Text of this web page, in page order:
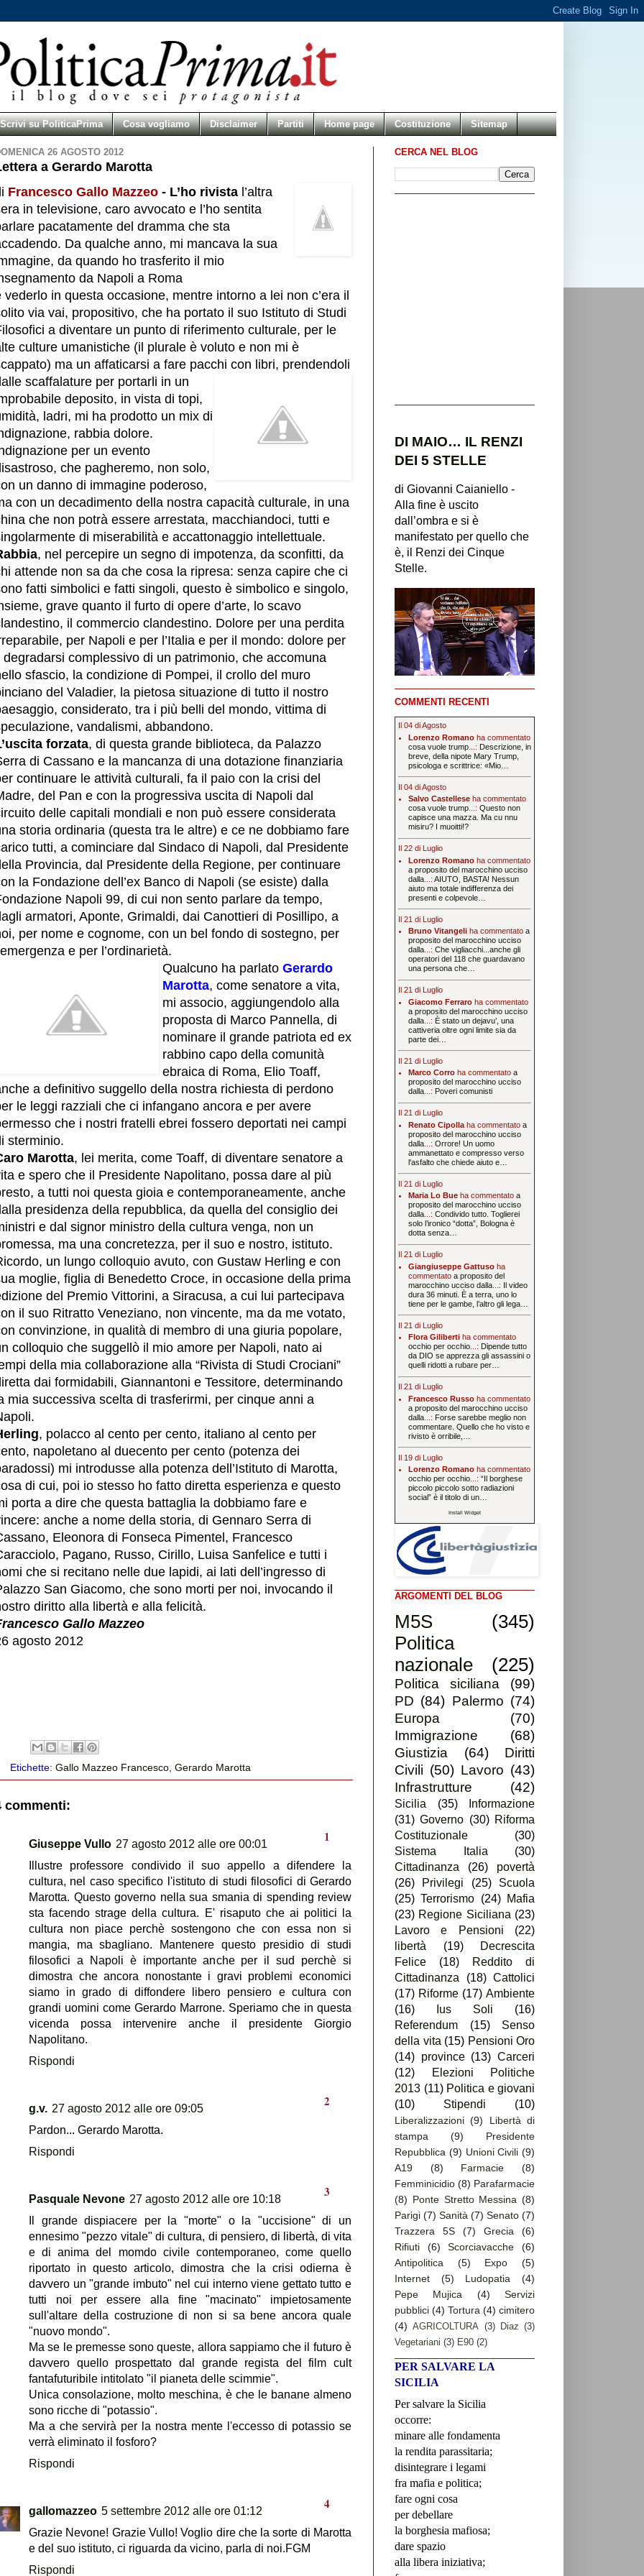
Scrivi su PoliticaPrima Cosa vogliamo Disclaimer Partiti Home page Costituzione Sitemap
26 AGOSTO 2012
a Gerardo Marotta
Francesco Gallo Mazzeo - L’ho rivista l’altra
in televisione, caro avvocato e l’ho sentita
pacatamente del dramma che sta
Da qualche anno, mi mancava la sua
da quando ho trasferito il mio
da Napoli a Roma
vederlo in questa occasione, mentre intorno a lei non c’era il
via vai, propositivo, che ha portato il suo Istituto di Studi
a diventare un punto di riferimento culturale, per le
culture umanistiche (il plurale è voluto e non mi è
ma un affaticarsi a fare pacchi con libri, prendendoli
scaffalature per portarli in un
deposito, in vista di topi,
ladri, mi ha prodotto un mix di
rabbia dolore.
per un evento
che pagheremo, non solo,
un danno di immagine poderoso,
con un decadimento della nostra capacità culturale, in una
che non potrà essere arrestata, macchiandoci, tutti e
di miserabilità e accattonaggio intellettuale.
, nel percepire un segno di impotenza, da sconfitti, da
attende non sa da che cosa la ripresa: senza capire che ci
fatti simbolici e fatti singoli, questo è simbolico e singolo,
grave quanto il furto di opere d’arte, lo scavo
il commercio clandestino. Dolore per una perdita
per Napoli e per l’Italia e per il mondo: dolore per
degradarsi complessivo di un patrimonio, che accomuna
sfascio, la condizione di Pompei, il crollo del muro
del Valadier, la pietosa situazione di tutto il nostro
considerato, tra i più belli del mondo, vittima di
vandalismi, abbandono.
forzata, di questa grande biblioteca, da Palazzo
di Cassano e la mancanza di una dotazione finanziaria
continuare le attività culturali, fa il paio con la crisi del
del Pan e con la progressiva uscita di Napoli dal
delle capitali mondiali e non può essere considerata
storia ordinaria (questa tra le altre) e ce ne dobbiamo fare
tutti, a cominciare dal Sindaco di Napoli, dal Presidente
Provincia, dal Presidente della Regione, per continuare
la Fondazione dell’ex Banco di Napoli (se esiste) dalla
Napoli 99, di cui non sento parlare da tempo,
armatori, Aponte, Grimaldi, dai Canottieri di Posillipo, a
per nome e cognome, con un bel fondo di sostegno, per
e per l’ordinarietà.
Qualcuno ha parlato Gerardo
Marotta, come senatore a vita,
mi associo, aggiungendolo alla
proposta di Marco Pannella, di
nominare il grande patriota ed ex
rabbino capo della comunità
ebraica di Roma, Elio Toaff,
a definitivo suggello della nostra richiesta di perdono
le leggi razziali che ci infangano ancora e per avere
che i nostri fratelli ebrei fossero deportati nei campi
sterminio.
Marotta, lei merita, come Toaff, di diventare senatore a
e spero che il Presidente Napolitano, possa dare al più
a tutti noi questa gioia e contemporaneamente, anche
presidenza della repubblica, da quella del consiglio dei
e dal signor ministro della cultura venga, non un
ma una concretezza, per il suo e nostro, istituto.
un lungo colloquio avuto, con Gustaw Herling e con
moglie, figlia di Benedetto Croce, in occasione della prima
del Premio Vittorini, a Siracusa, a cui lui partecipava
il suo Ritratto Veneziano, non vincente, ma da me votato,
convinzione, in qualità di membro di una giuria popolare,
colloquio che suggellò il mio amore per Napoli, nato ai
della mia collaborazione alla “Rivista di Studi Crociani”
dai formidabili, Giannantoni e Tessitore, determinando
mia successiva scelta di trasferirmi, per cinque anni a
, polacco al cento per cento, italiano al cento per
napoletano al duecento per cento (potenza dei
mi introdusse alla potenza dell’Istituto di Marotta,
di cui, poi io stesso ho fatto diretta esperienza e questo
porta a dire che questa battaglia la dobbiamo fare e
anche a nome della storia, di Gennaro Serra di
Eleonora di Fonseca Pimentel, Francesco
Pagano, Russo, Cirillo, Luisa Sanfelice e tutti i
che si recitano nelle due lapidi, ai lati dell’ingresso di
San Giacomo, che sono morti per noi, invocando il
diritto alla libertà e alla felicità.
Gallo Mazzeo
agosto 2012
Etichette:Gallo Mazzeo Francesco ,Gerardo Marotta
commenti:
Giuseppe Vullo 27 agosto 2012 alle ore 00:01
Illustre professore condivido il suo appello a difendere la
cultura, nel caso specifico l'istituto di studi filosofici di Gerardo
Marotta. Questo governo nella sua smania di spending review
sta facendo strage della cultura. E' risaputo che ai politici la
cultura non piace perchè sostengono che con essa non si
mangia, ma sbagliano. Mantenere questo presidio di studi
filosofici a Napoli è importante anche per il sud perchè si
dimostra che ancora nonostante i gravi problemi economici
siamo in grado di diffondere libero pensiero e cultura con
grandi uomini come Gerardo Marrone. Speriamo che in questa
vicenda possa intervenire anche il presidente Giorgio
Napolitano.
Rispondi
g.v. 27 agosto 2012 alle ore 09:05
Pardon... Gerardo Marotta.
Rispondi
Pasquale Nevone 27 agosto 2012 alle ore 10:18
Il grande dispiacere per la "morte" o la "uccisione" di un
ennesimo "pezzo vitale" di cultura, di pensiero, di libertà, di vita
e di anima del momdo civile contemporaneo, come quello
riportato in questo articolo, dimostra che la crisi odierna è
davvero un "grande imbuto" nel cui interno viene gettato tutto e
tutti noi per essere alla fine "macinato" impietosamente
sull'altare della costruzione di non si sa bene ancora quale
"nuovo mondo".
Ma se le premesse sono queste, allora sappiamo che il futuro è
davvero quello prospettato dal grande regista del film cult
fantafuturibile intitolato "il pianeta delle scimmie".
Unica consolazione, molto meschina, è che le banane almeno
sono ricche di "potassio".
Ma a che servirà per la nostra mente l'eccesso di potassio se
verrà eliminato il fosforo?
Rispondi
gallomazzeo 5 settembre 2012 alle ore 01:12
Grazie Nevone! Grazie Vullo! Voglio dire che la sorte di Marotta
e del suo istituto, ci riguarda da vicino, parla di noi.FGM
Rispondi
CERCA NEL BLOG
DI MAIO… IL RENZI
DEI 5 STELLE
di Giovanni Caianiello -
Alla fine è uscito
dall’ombra e si è
manifestato per quello che
è, il Renzi dei Cinque
Stelle.
COMMENTI RECENTI
Il 04 di Agosto
Lorenzo Romanoha commentato
cosa vuole trump...: Descrizione, in
breve, della nipote Mary Trump,
psicologa e scrittrice: «Mio…
Il 04 di Agosto
Salvo Castelleseha commentato
cosa vuole trump...: Questo non
capisce una mazza. Ma cu nnu
misiru? I muoitti!?
Il 22 di Luglio
Lorenzo Romanoha commentato
a proposito del marocchino ucciso
dalla...: AIUTO, BASTA! Nessun
aiuto ma totale indifferenza dei
presenti e colpevole…
Il 21 di Luglio
Bruno Vitangeliha commentato a
proposito del marocchino ucciso
dalla...: Che vigliacchi...anche gli
operatori del 118 che guardavano
una persona che…
Il 21 di Luglio
Giacomo Ferraroha commentato
a proposito del marocchino ucciso
dalla...: È stato un dejavu’, una
cattiveria oltre ogni limite sia da
parte dei…
Il 21 di Luglio
Marco Corroha commentato a
proposito del marocchino ucciso
dalla...: Poveri comunisti
Il 21 di Luglio
Renato Cipollaha commentato a
proposito del marocchino ucciso
dalla...: Orrore! Un uomo
ammanettato e compresso verso
l'asfalto che chiede aiuto e…
Il 21 di Luglio
Maria Lo Bueha commentato a
proposito del marocchino ucciso
dalla...: Condivido tutto. Toglierei
solo l’ironico “dotta”, Bologna è
dotta senza…
Il 21 di Luglio
Giangiuseppe Gattusoha
commentato a proposito del
marocchino ucciso dalla...: Il video
dura 36 minuti. È a terra, uno lo
tiene per le gambe, l’altro gli lega…
Il 21 di Luglio
Flora Gilibertiha commentato
occhio per occhio...: Dipende tutto
da DIO se apprezza gli assassini o
quelli ridotti a rubare per…
Il 21 di Luglio
Francesco Russoha commentato
a proposito del marocchino ucciso
dalla...: Forse sarebbe meglio non
commentare. Quello che ho visto e
rivisto è orribile,…
Il 19 di Luglio
Lorenzo Romanoha commentato
occhio per occhio...: “Il borghese
piccolo piccolo sotto radiazioni
social” è il titolo di un…
Install Widget
ARGOMENTI DEL BLOG
M5S
(345)
Politica
nazionale
(225)
Politica siciliana
(99)
PD (84) Palermo (74)
Europa
(70)
Immigrazione
(68)
Giustizia
(64)
Diritti
Civili (50) Lavoro (43)
Infrastrutture
(42)
Sicilia (35)
Informazione
(31) Governo (30) Riforma
Costituzionale
(30)
Sistema Italia
(30)
Cittadinanza
(26)
povertà
(26)
Privilegi (25)
Scuola
(25) Terrorismo (24)
Mafia
(23) Regione Siciliana (23)
Lavoro e Pensioni
(22)
libertà
(19)
Decrescita
Felice
(18)
Reddito di
Cittadinanza
(18) Cattolici
(17) Riforme (17) Ambiente
(16)
Ius Soli
(16)
Referendum
(15)
Senso
della vita (15) Pensioni Oro
(14) province (13) Carceri
(12)
Elezioni Politiche
2013 (11) Politica e giovani
(10)
Stipendi (10)
Liberalizzazioni (9)
Libertà di
stampa
(9)
Presidente
Repubblica (9) Unioni Civili (9)
A19
(8) Farmacie
(8)
Femminicidio (8) Parafarmacie
(8) Ponte Stretto Messina (8)
Parigi (7) Sanità (7) Senato (7)
Trazzera 5S
(7) Grecia
(6)
Rifiuti
(6) Scorciavacche
(6)
Antipolitica
(5) Expo
(5)
Internet
(5) Ludopatia
(4)
Pepe Mujica
(4)
Servizi
pubblici (4) Tortura (4) cimitero
(4) AGRICOLTURA (3) Diaz (3)
Vegetariani (3) E90 (2)
PER SALVARE LA
SICILIA
Per salvare la Sicilia
occorre:
minare alle fondamenta
la rendita parassitaria;
disintegrare i legami
fra mafia e politica;
fare ogni cosa
per debellare
la borghesia mafiosa;
dare spazio
alla libera iniziativa;